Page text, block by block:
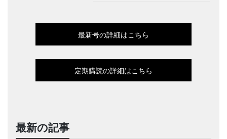
最新号の詳細はこちら
定期購読の詳細はこちら
最新の記事